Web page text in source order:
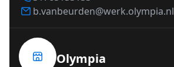
b.vanbeurden@werk.olympia.nl
Olympia